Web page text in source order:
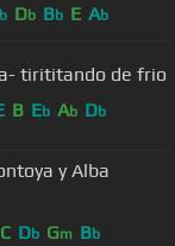
b Db Bb E Ab
tirititando de frio
B Eb Ab Db
y Alba
C Db Gm Bb